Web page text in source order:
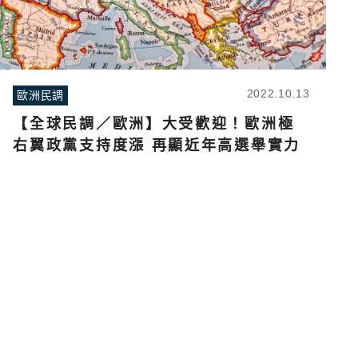
歐洲民調 2022.10.13
【全球民調／歐洲】大受歡迎！歐洲極
右翼政黨支持度漲 再顯近年高選舉實力